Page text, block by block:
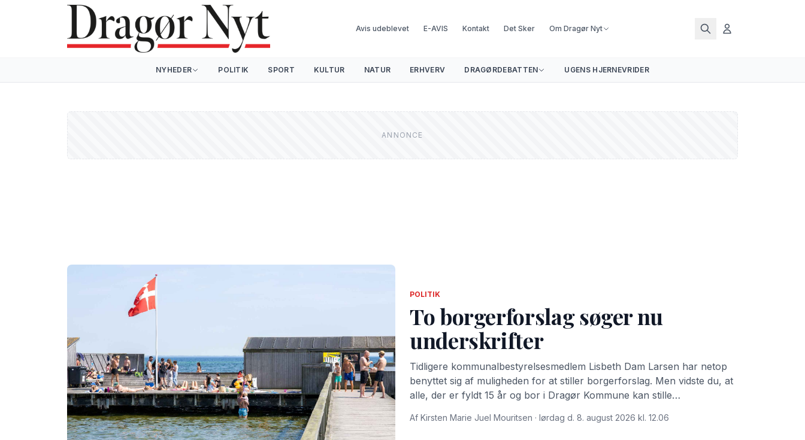
Avis udeblevet E-AVIS Kontakt Det Sker Om Dragør Nyt
NYHEDER POLITIK SPORT KULTUR NATUR ERHVERV DRAGØRDEBATTEN UGENS HJERNEVRIDER
POLITIK
To borgerforslag søger nu
underskrifter
Tidligere kommunalbestyrelsesmedlem Lisbeth Dam Larsen har netop
benyttet sig af muligheden for at stiller borgerforslag. Men vidste du, at
alle, der er fyldt 15 år og bor i Dragør Kommune kan stille
Af Kirsten Marie Juel Mouritsen · lørdag d. 8. august 2026 kl. 12.06